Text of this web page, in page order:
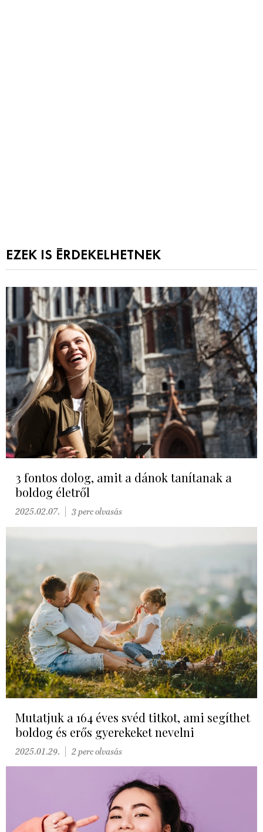
EZEK IS ÉRDEKELHETNEK
3 fontos dolog, amit a dánok tanítanak a
boldog életről
2025.02.07. 3 perc olvasás
Mutatjuk a 164 éves svéd titkot, ami segíthet
boldog és erős gyerekeket nevelni
2025.01.29. 2 perc olvasás